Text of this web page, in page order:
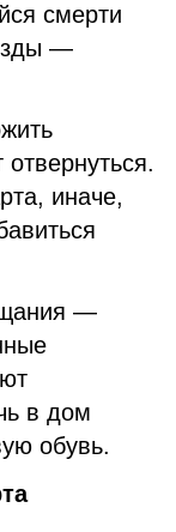
смерти
—
иначе,
—
в дом
обувь.